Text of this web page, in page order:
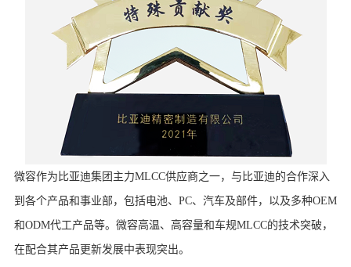
微容作为比亚迪集团主力MLCC供应商之一，与比亚迪的合作深入
到各个产品和事业部，包括电池、PC、汽车及部件，以及多种OEM
和ODM代工产品等。微容高温、高容量和车规MLCC的技术突破，
在配合其产品更新发展中表现突出。